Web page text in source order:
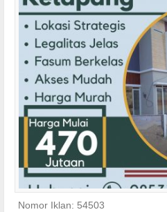
Nomor Iklan: 54503